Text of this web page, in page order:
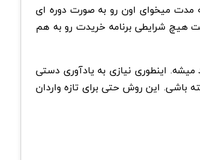
مدت میخوای اون رو به صورت دوره ای
هیچ شرایطی برنامه خریدت رو به هم
اینطوری نیازی به یادآوری دستی
این روش حتی برای تازه واردان